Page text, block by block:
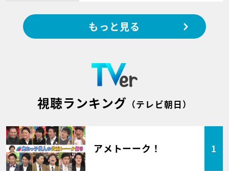
もっと見る
視聴ランキング （テレビ朝日）
アメトーーク！ 1